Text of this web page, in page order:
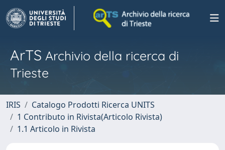
ArTS Archivio della ricerca di
Trieste
IRIS
Catalogo Prodotti Ricerca UNITS
1 Contributo in Rivista(Articolo Rivista)
1.1 Articolo in Rivista